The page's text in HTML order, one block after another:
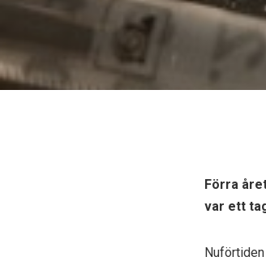
Förra
var ett